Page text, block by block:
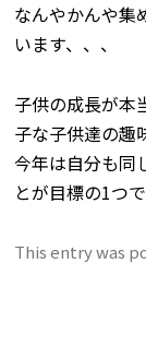
なんやかんや集
います、、、
子供の成長が本
子な子供達の趣
今年は自分も同
とが目標の1つで
This entry was